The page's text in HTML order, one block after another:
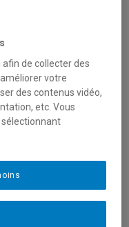
de collecter des
votre
des contenus vidéo,
etc. Vous